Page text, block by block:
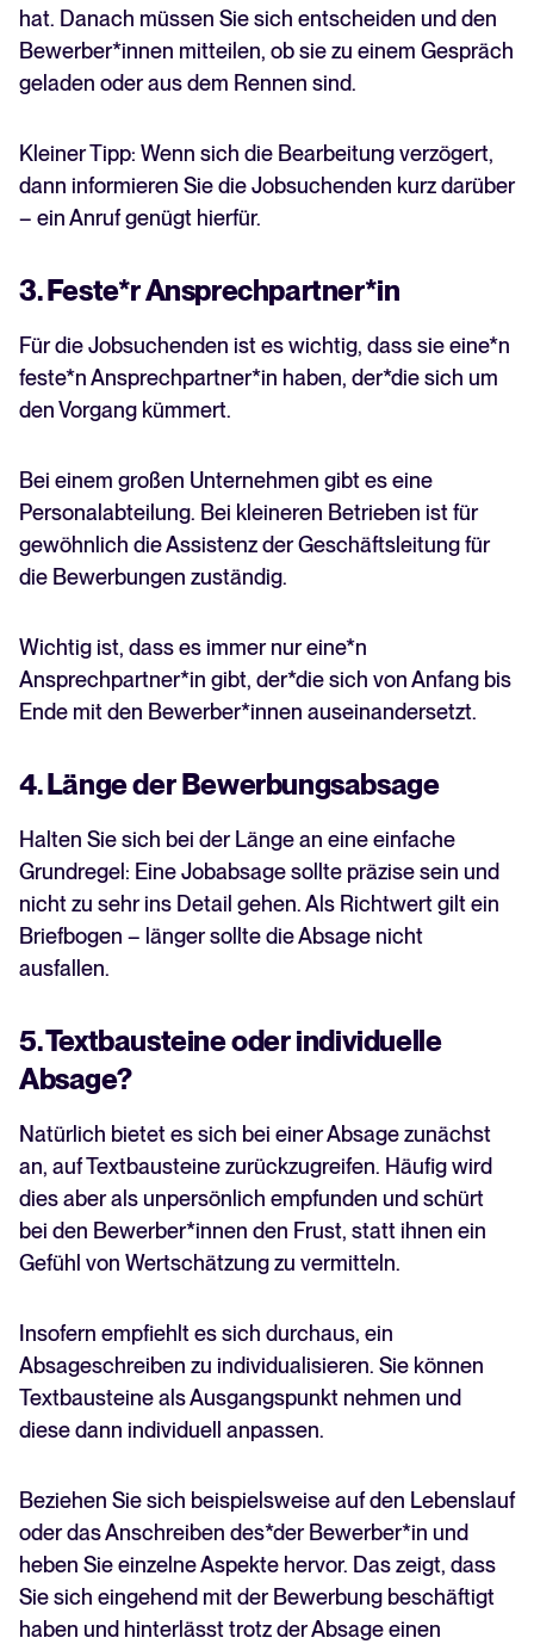
hat. Danach müssen Sie sich entscheiden und den
Bewerber*innen mitteilen, ob sie zu einem Gespräch
geladen oder aus dem Rennen sind.
Kleiner Tipp: Wenn sich die Bearbeitung verzögert,
dann informieren Sie die Jobsuchenden kurz darüber
– ein Anruf genügt hierfür.
3. Feste*r Ansprechpartner*in
Für die Jobsuchenden ist es wichtig, dass sie eine*n
feste*n Ansprechpartner*in haben, der*die sich um
den Vorgang kümmert.
Bei einem großen Unternehmen gibt es eine
Personalabteilung. Bei kleineren Betrieben ist für
gewöhnlich die Assistenz der Geschäftsleitung für
die Bewerbungen zuständig.
Wichtig ist, dass es immer nur eine*n
Ansprechpartner*in gibt, der*die sich von Anfang bis
Ende mit den Bewerber*innen auseinandersetzt.
4. Länge der Bewerbungsabsage
Halten Sie sich bei der Länge an eine einfache
Grundregel: Eine Jobabsage sollte präzise sein und
nicht zu sehr ins Detail gehen. Als Richtwert gilt ein
Briefbogen – länger sollte die Absage nicht
ausfallen.
5. Textbausteine oder individuelle
Absage?
Natürlich bietet es sich bei einer Absage zunächst
an, auf Textbausteine zurückzugreifen. Häufig wird
dies aber als unpersönlich empfunden und schürt
bei den Bewerber*innen den Frust, statt ihnen ein
Gefühl von Wertschätzung zu vermitteln.
Insofern empfiehlt es sich durchaus, ein
Absageschreiben zu individualisieren. Sie können
Textbausteine als Ausgangspunkt nehmen und
diese dann individuell anpassen.
Beziehen Sie sich beispielsweise auf den Lebenslauf
oder das Anschreiben des*der Bewerber*in und
heben Sie einzelne Aspekte hervor. Das zeigt, dass
Sie sich eingehend mit der Bewerbung beschäftigt
haben und hinterlässt trotz der Absage einen